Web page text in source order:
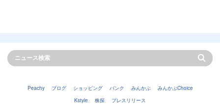
Peachy ブログ ショッピング バンク みんかぶ
みんかぶChoice
Kstyle
株探 プレスリリース